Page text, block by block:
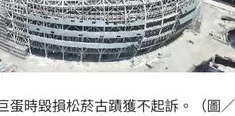
時毀損松菸古蹟獲不起訴。（圖／